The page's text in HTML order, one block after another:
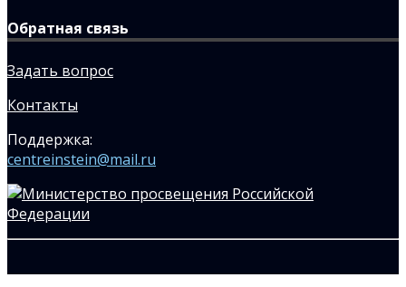
Обратная связь
Задать вопрос
Контакты
Поддержка:
centreinstein@mail.ru